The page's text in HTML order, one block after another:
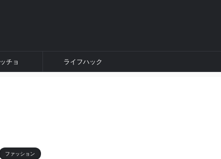
チョ ライフハック
ファッション